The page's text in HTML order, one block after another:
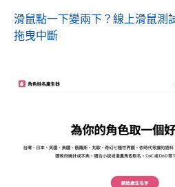
滑鼠點一下變兩下？線上滑鼠測
拖曳中斷